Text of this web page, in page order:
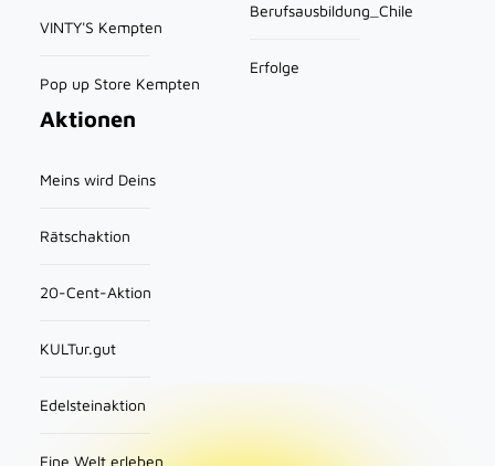
VINTY'S Kempten
Pop up Store Kempten
Berufsausbildung_Chile
Erfolge
Aktionen
Meins wird Deins
Rätschaktion
20-Cent-Aktion
KULTur.gut
Edelsteinaktion
Eine Welt erleben